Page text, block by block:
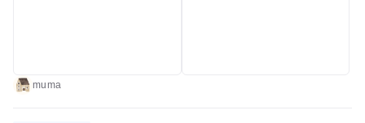
はなく、通常皆が歩く道を使用します。意外とバス、船と移動
muma